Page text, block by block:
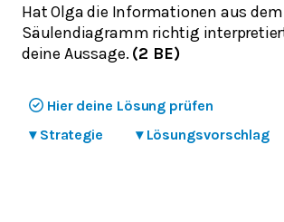
Hat Olga die Informationen aus dem
Säulendiagramm richtig
deine Aussage. (2 BE)
Hier deine Lösung prüfen
▾ Strategie ▾ Lösungsvorschlag